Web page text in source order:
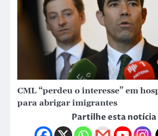
CML “perdeu o interesse” em
para abrigar imigrantes
Partilhe esta notícia